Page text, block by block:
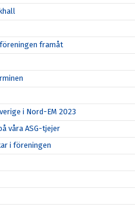
framåt
i Nord-EM 2023
våra ASG-tjejer
i föreningen